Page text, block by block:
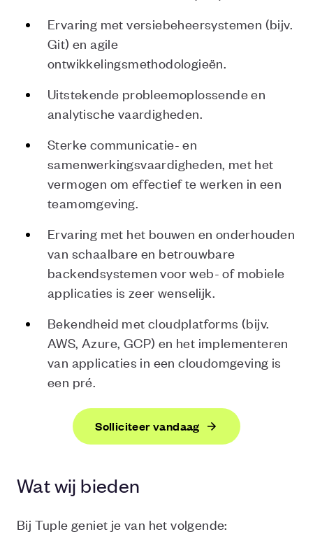
Ervaring met versiebeheersystemen (bijv.
Git) en agile
ontwikkelingsmethodologieën.
Uitstekende probleemoplossende en
analytische vaardigheden.
Sterke communicatie- en
samenwerkingsvaardigheden, met het
vermogen om effectief te werken in een
teamomgeving.
Ervaring met het bouwen en onderhouden
van schaalbare en betrouwbare
backendsystemen voor web- of mobiele
applicaties is zeer wenselijk.
Bekendheid met cloudplatforms (bijv.
AWS, Azure, GCP) en het implementeren
van applicaties in een cloudomgeving is
een pré.
Solliciteer vandaag
Wat wij bieden
Bij Tuple geniet je van het volgende: